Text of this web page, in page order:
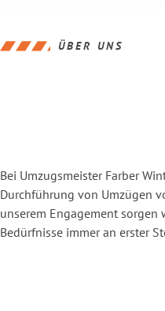
ÜBER UNS
Bei Umzugsmeister Farber
Durchführung von Umzügen
unserem Engagement sorgen
Bedürfnisse immer an erster